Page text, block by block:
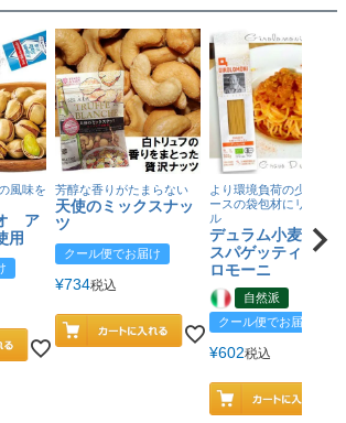
風味を
ア
用
芳醇な香りがたまらない
天使のミックスナッ
ツ
クール便でお届け
¥734税込
より環境負荷の少ない紙
ースの袋包材にリニュー
ル
デュラム小麦 有
スパゲッティ／ジ
ロモーニ
自然派
クール便でお届け
¥602税込